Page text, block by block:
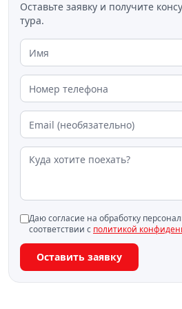
Оставьте заявку и получите
тура.
Даю согласие на обработку
соответствии с политикой
Оставить заявку